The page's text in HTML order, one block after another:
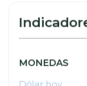
MONEDAS